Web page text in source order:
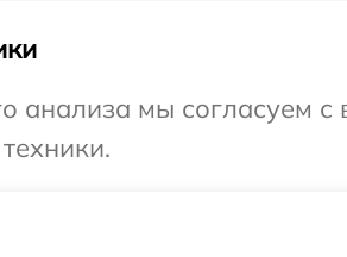
анализа мы согласуем